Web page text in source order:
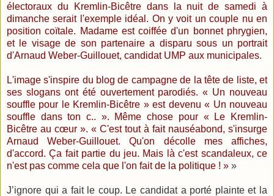
électoraux du Kremlin-Bicêtre dans la nuit de samedi à
dimanche serait l'exemple idéal. On y voit un couple nu en
position coïtale. Madame est coiffée d'un bonnet phrygien,
et le visage de son partenaire a disparu sous un portrait
d'Arnaud Weber-Guillouet, candidat UMP aux municipales.
L'image s'inspire du blog de campagne de la tête de liste, et
ses slogans ont été ouvertement parodiés. « Un nouveau
souffle pour le Kremlin-Bicêtre » est devenu « Un nouveau
souffle dans ton c.. ». Même chose pour « Le Kremlin-
Bicêtre au cœur ». « C'est tout à fait nauséabond, s'insurge
Arnaud Weber-Guillouet. Qu'on décolle mes affiches,
d'accord. Ça fait partie du jeu. Mais là c'est scandaleux, ce
n'est pas comme cela que l'on fait de la politique ! » »
J’ignore qui a fait le coup. Le candidat a porté plainte et la